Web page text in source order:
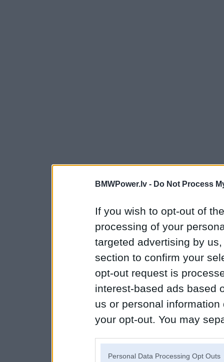
BMWPower.lv - Do Not Process
If you wish to opt-out of
processing of your
targeted advertising by
section to confirm your
opt-out request is
interest-based ads based
us or personal
your opt-out. You may
Personal Data Processing Opt Outs